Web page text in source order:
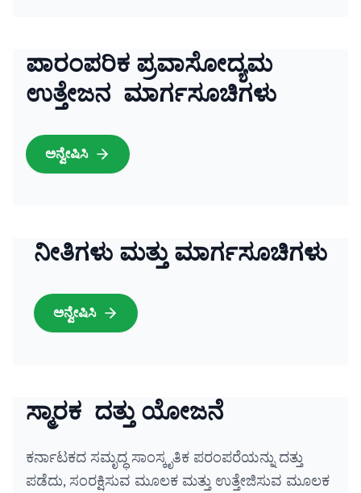
ಪಾರಂಪರಿಕ ಪ್ರವಾಸೋದ್ಯಮ
ಉತ್ತೇಜನ ಮಾರ್ಗಸೂಚಿಗಳು
ಅನ್ವೇಷಿಸಿ
ನೀತಿಗಳು ಮತ್ತು ಮಾರ್ಗಸೂಚಿಗಳು
ಅನ್ವೇಷಿಸಿ
ಸ್ಮಾರಕ ದತ್ತು ಯೋಜನೆ
ಕರ್ನಾಟಕದ ಸಮೃದ್ಧ ಸಾಂಸ್ಕೃತಿಕ ಪರಂಪರೆಯನ್ನು ದತ್ತು
ಪಡೆದು, ಸಂರಕ್ಷಿಸುವ ಮೂಲಕ ಮತ್ತು ಉತ್ತೇಜಿಸುವ ಮೂಲಕ